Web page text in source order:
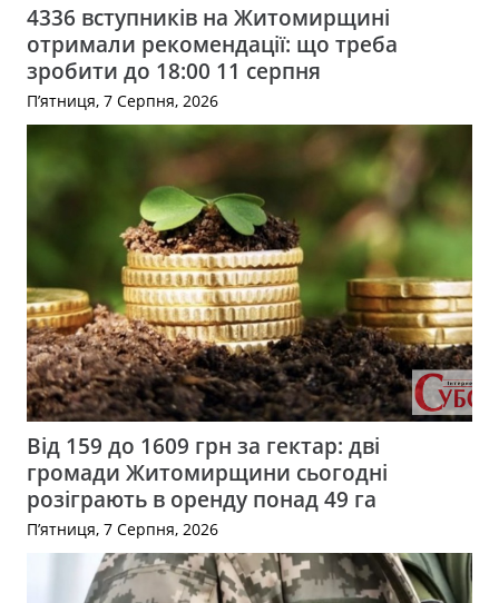
4336 вступників на Житомирщині
отримали рекомендації: що треба
зробити до 18:00 11 серпня
П’ятниця, 7 Серпня, 2026
Від 159 до 1609 грн за гектар: дві
громади Житомирщини сьогодні
розіграють в оренду понад 49 га
П’ятниця, 7 Серпня, 2026